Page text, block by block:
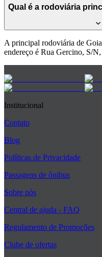
Qual é a rodoviária
A principal rodoviária de
endereço é Rua Gercino, S/
Institucional
Contato
Blog
Políticas de Privacidade
Passagens de ônibus
Sobre nós
Central de ajuda - FAQ
Regulamento de Promoções
Clube de ofertas